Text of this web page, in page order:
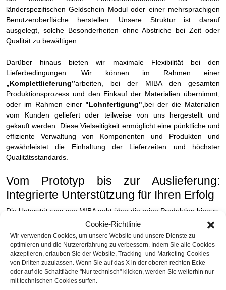
Cookie-Richtlinie
Wir verwenden Cookies, um unsere Website und unsere Dienste zu
optimieren und die Nutzererfahrung zu verbessern. Indem Sie alle Cookies
akzeptieren, erlauben Sie der Website, Tracking- und Marketing-Cookies
von Dritten zuzulassen. Wenn Sie auf das X in der oberen rechten Ecke
oder auf die Schaltfläche "Nur technisch" klicken, werden Sie weiterhin nur
mit technischen Cookies surfen.
länderspezifischen Geldschein Modul oder einer mehrsprachigen
Benutzeroberfläche herstellen. Unsere Struktur ist darauf
ausgelegt, solche Besonderheiten ohne Abstriche bei Zeit oder
Qualität zu bewältigen.
Darüber hinaus bieten wir maximale Flexibilität bei den
Lieferbedingungen: Wir können im Rahmen einer
„Komplettlieferung”arbeiten, bei der MIBA den gesamten
Produktionsprozess und den Einkauf der Materialien übernimmt,
oder im Rahmen einer "Lohnfertigung",bei der die Materialien
vom Kunden geliefert oder teilweise von uns hergestellt und
gekauft werden. Diese Vielseitigkeit ermöglicht eine pünktliche und
effiziente Verwaltung von Komponenten und Produkten und
gewährleistet die Einhaltung der Lieferzeiten und höchster
Qualitätsstandards.
Vom Prototyp bis zur Auslieferung:
Integrierte Unterstützung für Ihren Erfolg
Die Unterstützung von MIBA geht über die reine Produktion hinaus.
Unsere Erfahrung erstreckt sich auch auf die
Unterstützung bei
der Industrialisierung. Wir arbeiten eng mit unseren Kunden
zusammen, um innovative Ideen in konkrete und schnell
umsetzbare Lösungen zu verwandeln und jede Phase der
Produktion eines zu optimierenVerkaufsautomaten.
Wir sind der ideale Partner für Unternehmen, die von der